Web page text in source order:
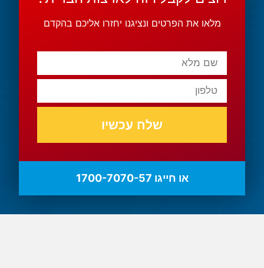
מלאו את הפרטים ונציגנו יחזרו אליכם בהקדם
שלח עכשיו
או חייגו 1700-7070-57